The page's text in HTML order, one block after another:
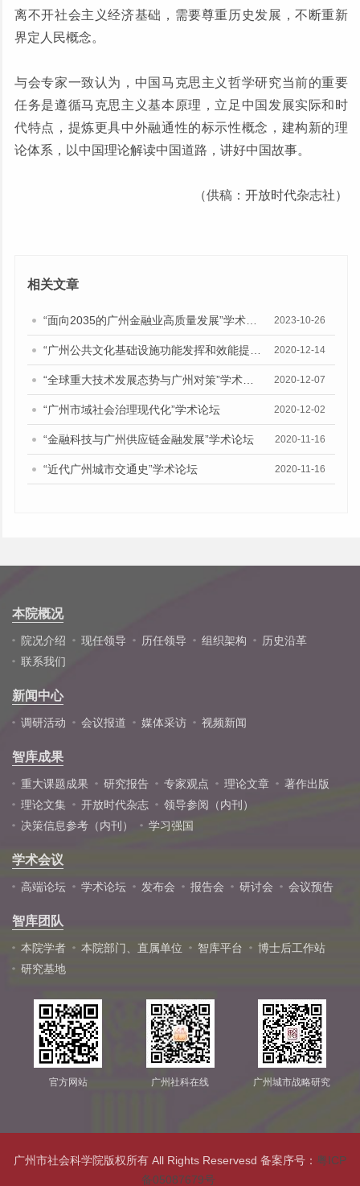
离不开社会主义经济基础，需要尊重历史发展，不断重新
界定人民概念。
与会专家一致认为，中国马克思主义哲学研究当前的重要
任务是遵循马克思主义基本原理，立足中国发展实际和时
代特点，提炼更具中外融通性的标示性概念，建构新的理
论体系，以中国理论解读中国道路，讲好中国故事。
（供稿：开放时代杂志社）
相关文章
2023-10-26
2020-12-14
2020-12-07
“广州市域社会治理现代化”学术论坛 2020-12-02
“金融科技与广州供应链金融发展”学术论坛 2020-11-16
“近代广州城市交通史”学术论坛 2020-11-16
本院概况
院况介绍 现任领导 历任领导 组织架构
历史沿革
联系我们
新闻中心
调研活动 会议报道 媒体采访 视频新闻
智库成果
重大课题成果 研究报告 专家观点 理论文章
著作出版
理论文集
开放时代杂志
领导参阅（内刊）
决策信息参考（内刊）
学习强国
学术会议
高端论坛 学术论坛 发布会 报告会 研讨会 会议预告
智库团队
本院学者 本院部门、直属单位 智库平台
博士后工作站
研究基地
官方网站 广州社科在线 广州城市战略研究
广州市社会科学院版权所有 All Rights Reservesd 备案序号： 粤ICP
备05087679号